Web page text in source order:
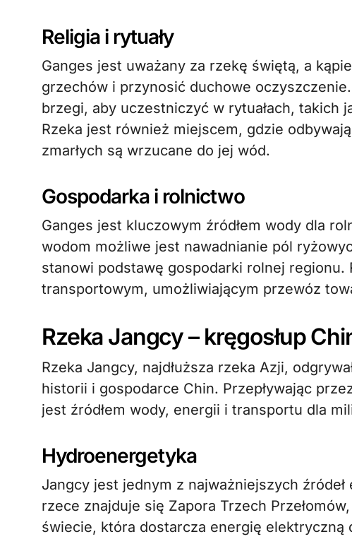
Religia i rytuały
Ganges jest uważany za rzekę świętą, a
grzechów i przynosić duchowe
brzegi, aby uczestniczyć w rytuałach, takich
Rzeka jest również miejscem, gdzie
zmarłych są wrzucane do jej wód.
Gospodarka i rolnictwo
Ganges jest kluczowym źródłem wody dla
wodom możliwe jest nawadnianie pól
stanowi podstawę gospodarki rolnej
transportowym, umożliwiającym przewóz
Rzeka Jangcy – kręgosłup
Rzeka Jangcy, najdłuższa rzeka Azji,
historii i gospodarce Chin. Przepływając
jest źródłem wody, energii i transportu dla
Hydroenergetyka
Jangcy jest jednym z najważniejszych
rzece znajduje się Zapora Trzech
świecie, która dostarcza energię